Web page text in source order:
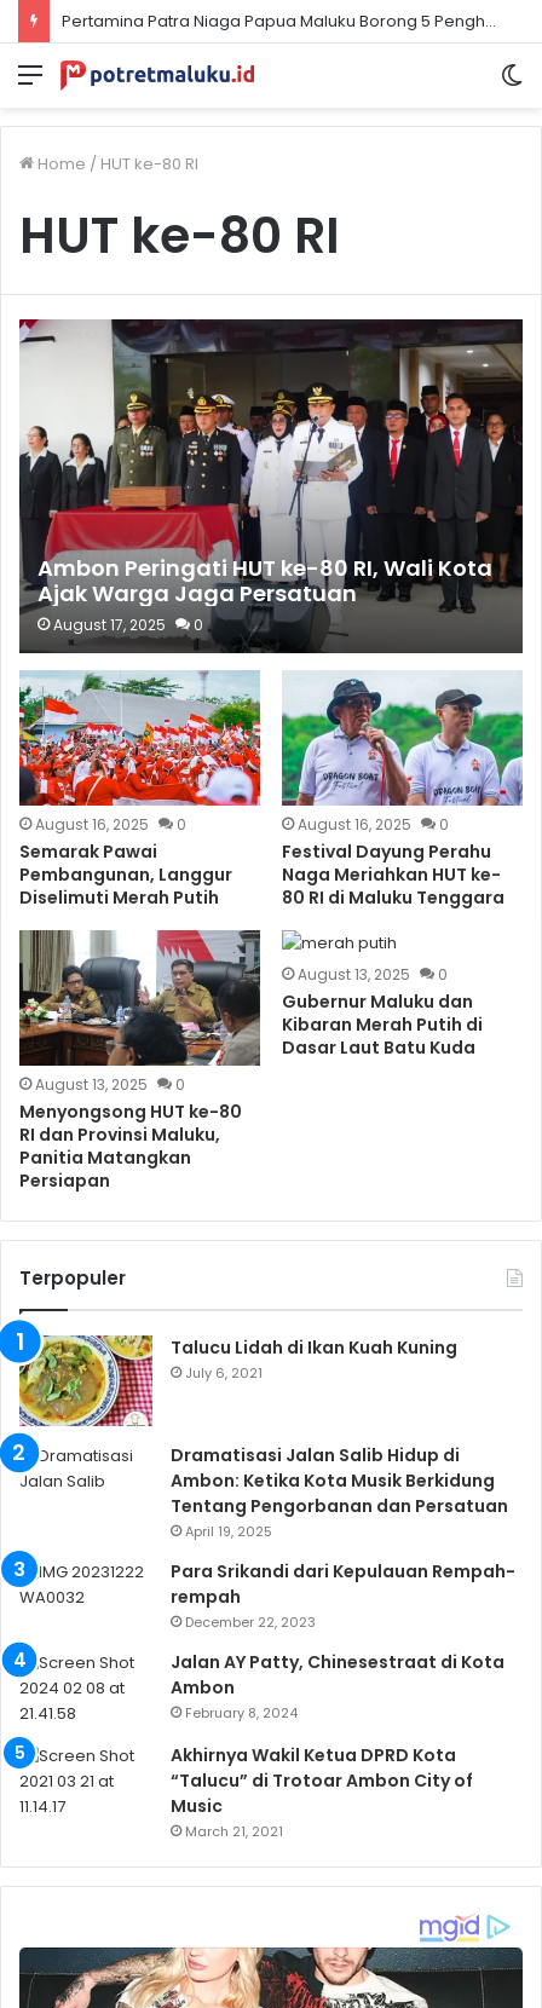
Pertamina Patra Niaga Papua Maluku Borong 5 Penghargaan ISRA 2026
Menu
Home / HUT ke-80 RI
HUT ke-80 RI
Ambon Peringati HUT ke-80 RI, Wali Kota
Ajak Warga Jaga Persatuan
August 17, 2025 0
August 16, 2025 0
Semarak Pawai
Pembangunan, Langgur
Diselimuti Merah Putih
August 16, 2025 0
Festival Dayung Perahu
Naga Meriahkan HUT ke-
80 RI di Maluku Tenggara
August 13, 2025 0
Menyongsong HUT ke-80
RI dan Provinsi Maluku,
Panitia Matangkan
Persiapan
August 13, 2025 0
Gubernur Maluku dan
Kibaran Merah Putih di
Dasar Laut Batu Kuda
Terpopuler
Talucu Lidah di Ikan Kuah Kuning
July 6, 2021
Dramatisasi Jalan Salib Hidup di
Ambon: Ketika Kota Musik Berkidung
Tentang Pengorbanan dan Persatuan
April 19, 2025
Para Srikandi dari Kepulauan Rempah-
rempah
December 22, 2023
Jalan AY Patty, Chinesestraat di Kota
Ambon
February 8, 2024
Akhirnya Wakil Ketua DPRD Kota
“Talucu” di Trotoar Ambon City of
Music
March 21, 2021